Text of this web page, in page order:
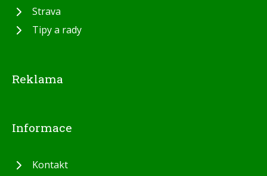
Strava
Tipy a rady
Reklama
Informace
Kontakt